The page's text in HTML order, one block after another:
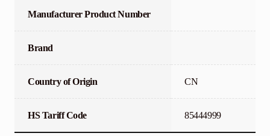
Manufacturer Product Number
Brand
Country of Origin CN
HS Tariff Code 85444999